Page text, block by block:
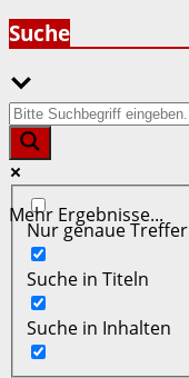
Suche
Mehr Ergebnisse...
Nur genaue Treffer
Suche in Titeln
Suche in Inhalten